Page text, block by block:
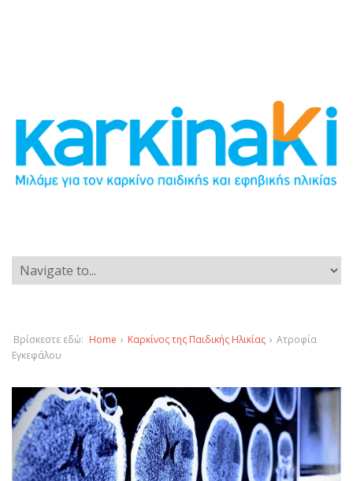
Βρίσκεστε εδώ: Home › Καρκίνος της Παιδικής Ηλικίας › Ατροφία
Εγκεφάλου